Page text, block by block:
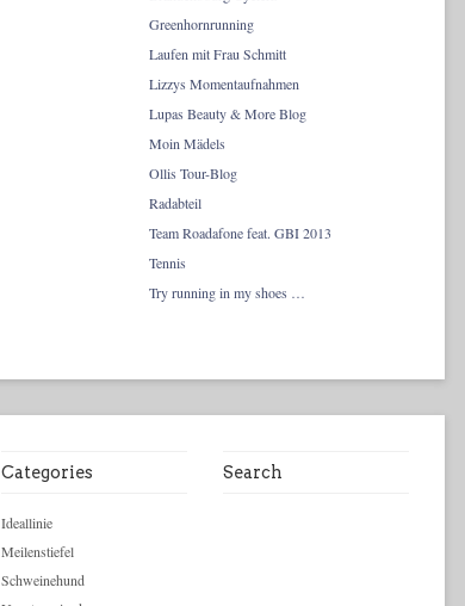
Greenhornrunning
Laufen mit Frau Schmitt
Lizzys Momentaufnahmen
Lupas Beauty & More Blog
Moin Mädels
Ollis Tour-Blog
Radabteil
Team Roadafone feat. GBI 2013
Tennis
Try running in my shoes …
Categories
Ideallinie
Meilenstiefel
Schweinehund
Search